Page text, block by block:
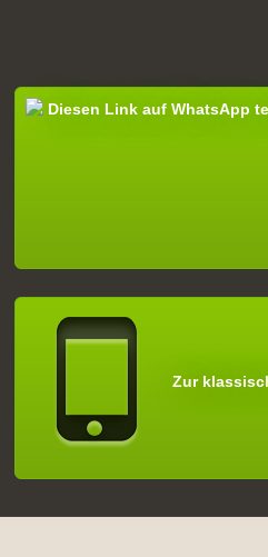
Diesen Link auf WhatsApp
Zur